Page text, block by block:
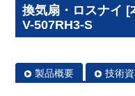
換気扇・ロスナイ [
V-507RH3-S
製品概要 技術